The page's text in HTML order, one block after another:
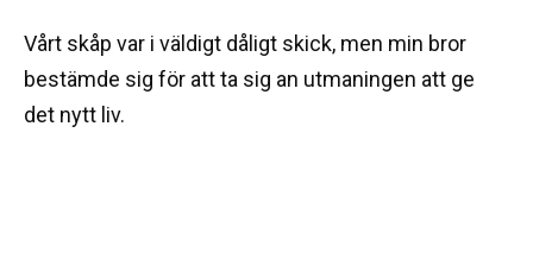
Vårt skåp var i väldigt dåligt skick, men min bror
bestämde sig för att ta sig an utmaningen att ge
det nytt liv.